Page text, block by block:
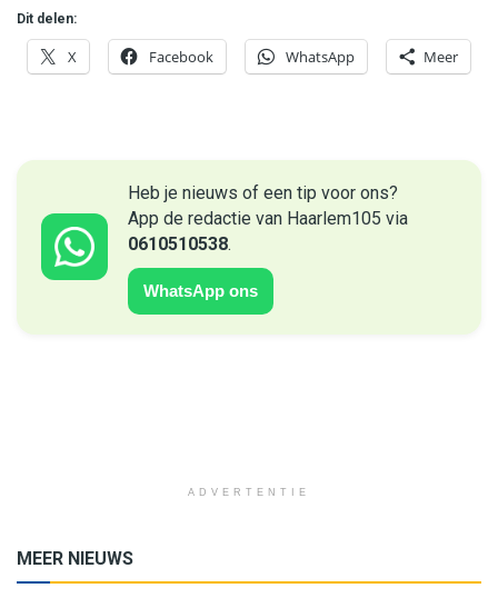
Dit delen:
X Facebook WhatsApp Meer
Heb je nieuws of een tip voor ons?
App de redactie van Haarlem105 via
0610510538.
WhatsApp ons
ADVERTENTIE
MEER NIEUWS